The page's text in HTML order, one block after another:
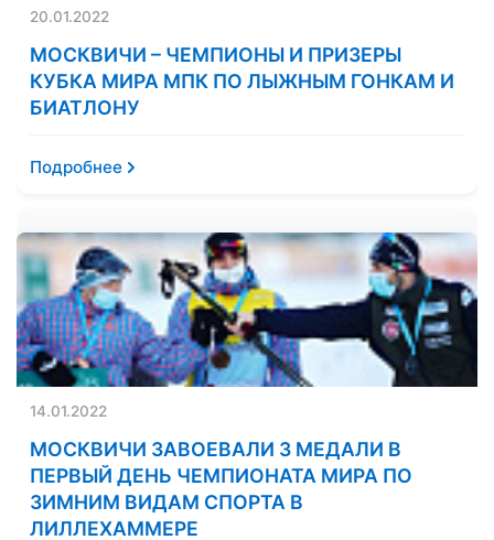
20.01.2022
МОСКВИЧИ – ЧЕМПИОНЫ И ПРИЗЕРЫ
КУБКА МИРА МПК ПО ЛЫЖНЫМ ГОНКАМ И
БИАТЛОНУ
Подробнее
14.01.2022
МОСКВИЧИ ЗАВОЕВАЛИ 3 МЕДАЛИ В
ПЕРВЫЙ ДЕНЬ ЧЕМПИОНАТА МИРА ПО
ЗИМНИМ ВИДАМ СПОРТА В
ЛИЛЛЕХАММЕРЕ